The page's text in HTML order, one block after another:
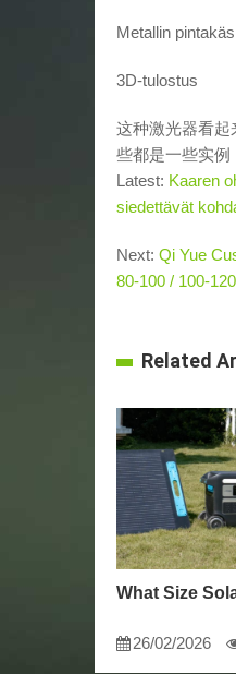
Metallin
3D-tulostus
这种激光器看
些都是一些实例
Latest: Kaaren
siedettävät
Next: Qi Yue
80-100 / 100-120
Related
26/02/2026